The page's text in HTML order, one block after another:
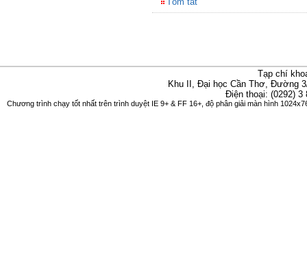
Tạp chí
Khu II, Đại học Cần Thơ, Đường
Điện thoại: (0292)
Chương trình chạy tốt nhất trên trình duyệt IE 9+ & FF 16+, độ phân giải màn hình